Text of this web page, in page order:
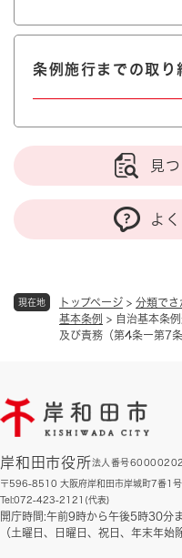
現在地 トップページ > 分類でさ
基本条例 > 自治基本条
及び責務（第4条ー第7条
条例施行までの取り
見
よ
岸和田市役所法人番号
〒596-8510 大阪府岸和田市岸城町7番1号
Tel:072-423-2121(代表)
開庁時間:午前9時から午後5時30分
（土曜日、日曜日、祝日、年末年始